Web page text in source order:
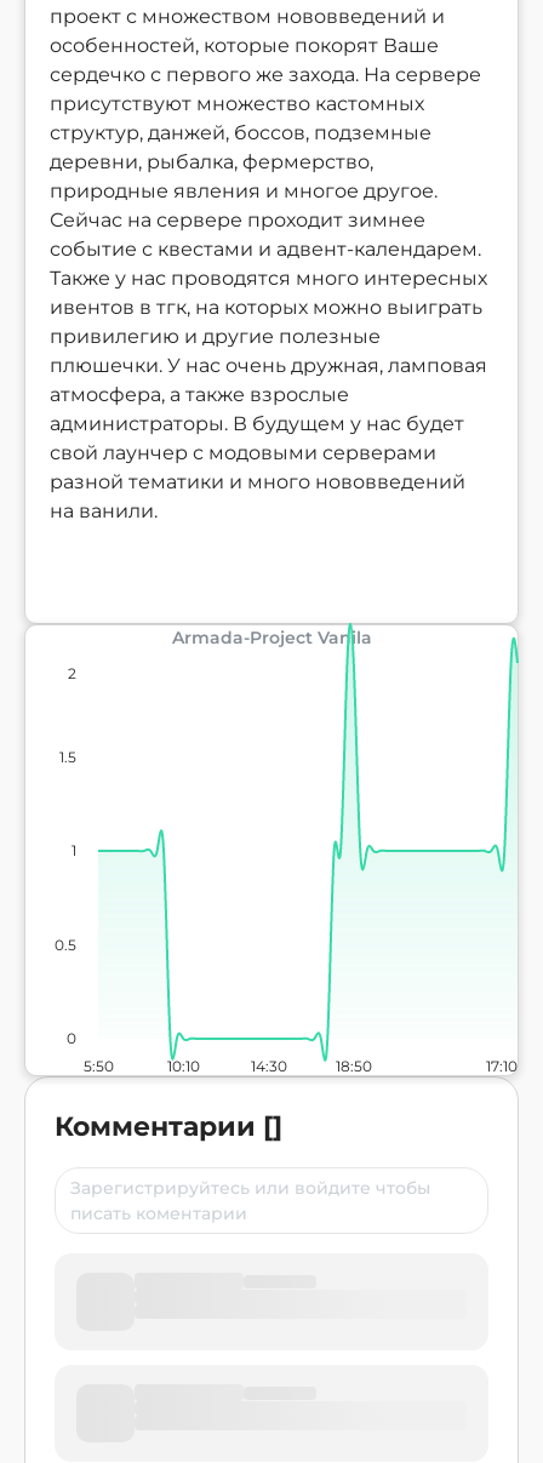
проект с множеством нововведений и
особенностей, которые покорят Ваше
сердечко с первого же захода. На сервере
присутствуют множество кастомных
структур, данжей, боссов, подземные
деревни, рыбалка, фермерство,
природные явления и многое другое.
Сейчас на сервере проходит зимнее
событие с квестами и адвент-календарем.
Также у нас проводятся много интересных
ивентов в тгк, на которых можно выиграть
привилегию и другие полезные
плюшечки. У нас очень дружная, ламповая
атмосфера, а также взрослые
администраторы. В будущем у нас будет
свой лаунчер с модовыми серверами
разной тематики и много нововведений
на ванили.
Armada-Project Vanila
5:50 10:10 14:30 18:50 17:10
0
0.5
1
1.5
2
Комментарии []